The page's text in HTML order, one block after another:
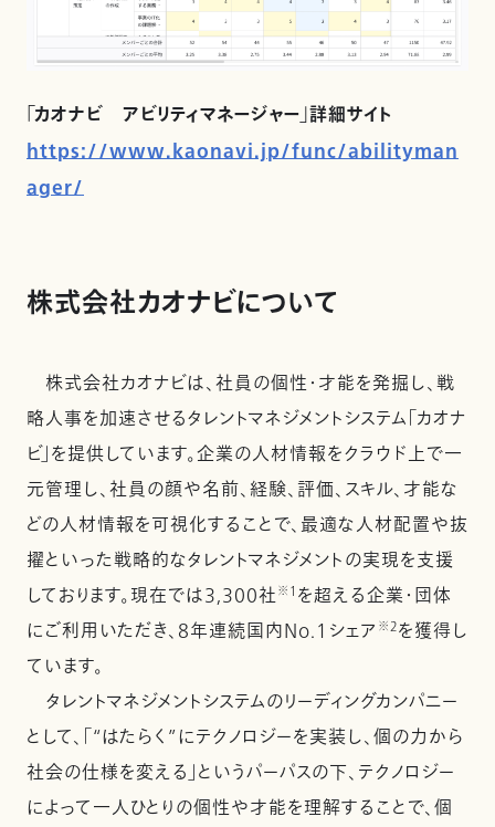
「カオナビ アビリティマネージャー」詳細サイト
https://www.kaonavi.jp/func/abilityman
ager/
株式会社カオナビについて
株式会社カオナビは、社員の個性・才能を発掘し、戦
略人事を加速させるタレントマネジメントシステム「カオナ
ビ」を提供しています。企業の人材情報をクラウド上で一
元管理し、社員の顔や名前、経験、評価、スキル、才能な
どの人材情報を可視化することで、最適な人材配置や抜
擢といった戦略的なタレントマネジメントの実現を支援
しております。現在では3,300社※1 を超える企業・団体
にご利用いただき、8年連続国内No.1シェア ※2を獲得し
ています。
タレントマネジメントシステムのリーディングカンパニー
として、「“はたらく”にテクノロジーを実装し、個の力から
社会の仕様を変える」というパーパスの下、テクノロジー
によって一人ひとりの個性や才能を理解することで、個